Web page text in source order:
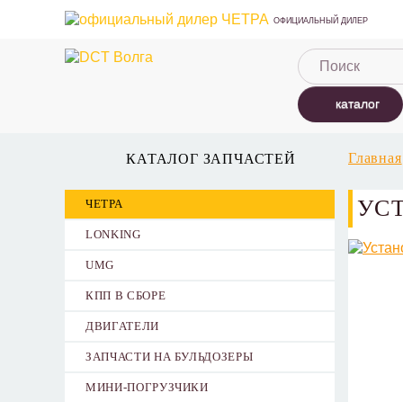
ОФИЦИАЛЬНЫЙ ДИЛЕР
каталог
КАТАЛОГ ЗАПЧАСТЕЙ
ЧЕТРА
LONKING
UMG
КПП В СБОРЕ
ДВИГАТЕЛИ
ЗАПЧАСТИ НА БУЛЬДОЗЕРЫ
МИНИ-ПОГРУЗЧИКИ
Главная